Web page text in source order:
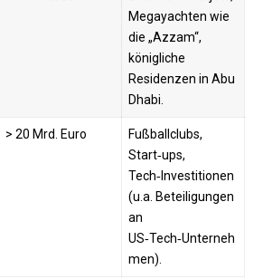
Megayachten wie
die „Azzam“,
königliche
Residenzen in Abu
Dhabi.
> 20 Mrd. Euro
Fußballclubs,
Start‑ups,
Tech‑Investitionen
(u.a. Beteiligungen
an
US‑Tech‑Unterneh
men).